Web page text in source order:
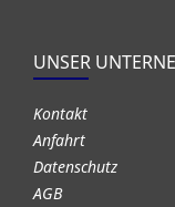
UNSER
Kontakt
Anfahrt
Datenschutz
AGB